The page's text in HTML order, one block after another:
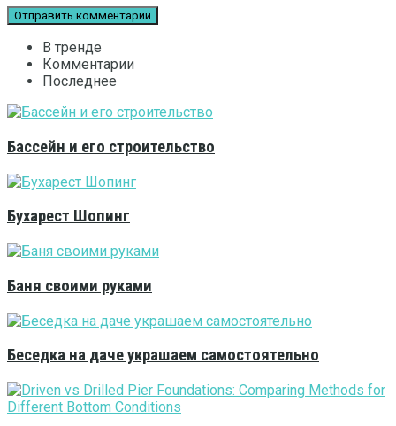
В тренде
Комментарии
Последнее
Бассейн и его строительство
Бухарест Шопинг
Баня своими руками
Беседка на даче украшаем самостоятельно